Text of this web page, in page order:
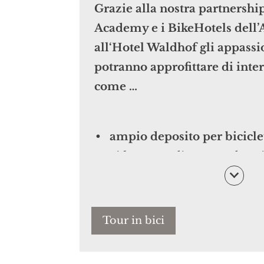
Vi serve aiuto per
Richiedete la nostra
ricca di informazioni e
escursioni a piedi, in bici,
scoprire le attrazioni
Grazie alla nostra
Academy e i BikeHotels
all‘Hotel Waldhof gli
potranno approfittare di
come …
ampio deposito per
videosorveglianza e
biciclette elettriche, un'area
temporaneamente i
noleggio dicity &
Tour in bici